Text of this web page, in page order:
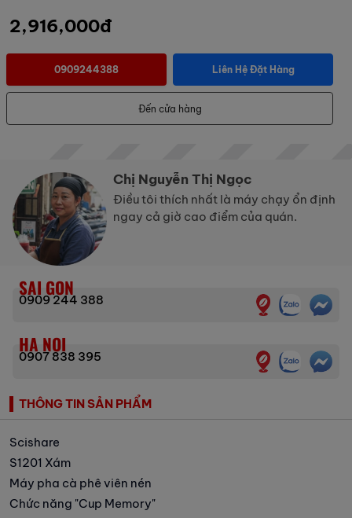
2,916,000đ
0909244388 Liên Hệ Đặt Hàng
Đến cửa hàng
Chị Nguyễn Thị Ngọc
Điều tôi thích nhất là máy chạy ổn định
ngay cả giờ cao điểm của quán.
SAI GON
0909 244 388
HA NOI
0907 838 395
THÔNG TIN SẢN PHẨM
Scishare
S1201 Xám
Máy pha cà phê viên nén
Chức năng "Cup Memory"